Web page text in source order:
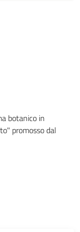
botanico in
promosso dal